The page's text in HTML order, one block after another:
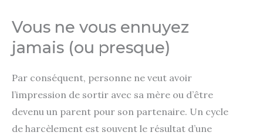
Vous ne vous ennuyez
jamais (ou presque)
Par conséquent, personne ne veut avoir
l’impression de sortir avec sa mère ou d’être
devenu un parent pour son partenaire. Un cycle
de harcèlement est souvent le résultat d’une